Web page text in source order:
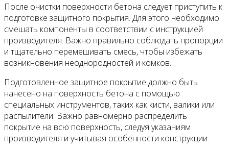
После очистки поверхности бетона следует приступить к
подготовке защитного покрытия. Для этого необходимо
смешать компоненты в соответствии с инструкцией
производителя. Важно правильно соблюдать пропорции
и тщательно перемешивать смесь, чтобы избежать
возникновения неоднородностей и комков.
Подготовленное защитное покрытие должно быть
нанесено на поверхность бетона с помощью
специальных инструментов, таких как кисти, валики или
распылители. Важно равномерно распределить
покрытие на всю поверхность, следуя указаниям
производителя и учитывая особенности конструкции.